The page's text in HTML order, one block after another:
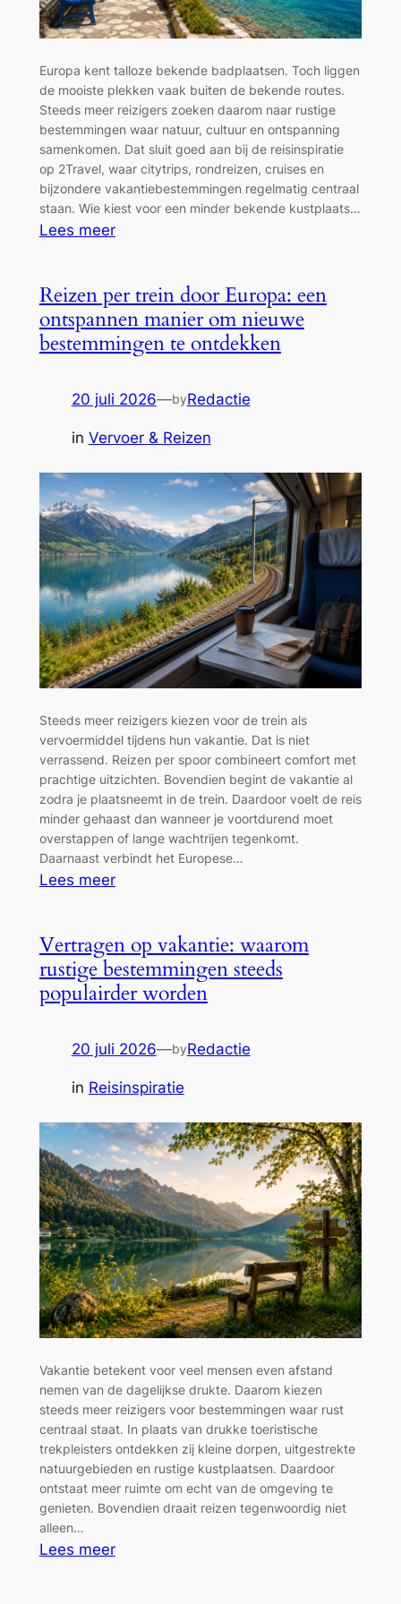
Europa kent talloze bekende badplaatsen. Toch liggen
de mooiste plekken vaak buiten de bekende routes.
Steeds meer reizigers zoeken daarom naar rustige
bestemmingen waar natuur, cultuur en ontspanning
samenkomen. Dat sluit goed aan bij de reisinspiratie
op 2Travel, waar citytrips, rondreizen, cruises en
bijzondere vakantiebestemmingen regelmatig centraal
staan. Wie kiest voor een minder bekende kustplaats…
Lees meer:
in
Europa
die
minstens
keer
bezoeken
Reizen per trein door Europa: een
ontspannen manier om nieuwe
bestemmingen te ontdekken
20 juli 2026—byRedactie
in Vervoer & Reizen
Steeds meer reizigers kiezen voor de trein als
vervoermiddel tijdens hun vakantie. Dat is niet
verrassend. Reizen per spoor combineert comfort met
prachtige uitzichten. Bovendien begint de vakantie al
zodra je plaatsneemt in de trein. Daardoor voelt de reis
minder gehaast dan wanneer je voortdurend moet
overstappen of lange wachtrijen tegenkomt.
Daarnaast verbindt het Europese…
Lees meer:
trein
door
Europa:
ontspannen
om
bestemmingen
te
ontdekken
Vertragen op vakantie: waarom
rustige bestemmingen steeds
populairder worden
20 juli 2026—byRedactie
in Reisinspiratie
Vakantie betekent voor veel mensen even afstand
nemen van de dagelijkse drukte. Daarom kiezen
steeds meer reizigers voor bestemmingen waar rust
centraal staat. In plaats van drukke toeristische
trekpleisters ontdekken zij kleine dorpen, uitgestrekte
natuurgebieden en rustige kustplaatsen. Daardoor
ontstaat meer ruimte om echt van de omgeving te
genieten. Bovendien draait reizen tegenwoordig niet
alleen…
Lees meer: